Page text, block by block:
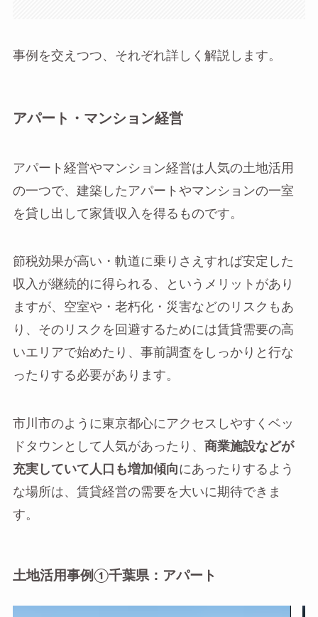
事例を交えつつ、それぞれ詳しく解説します。
アパート・マンション経営
アパート経営やマンション経営は人気の土地活用
の一つで、建築したアパートやマンションの一室
を貸し出して家賃収入を得るものです。
節税効果が高い・軌道に乗りさえすれば安定した
収入が継続的に得られる、というメリットがあり
ますが、空室や・老朽化・災害などのリスクもあ
り、そのリスクを回避するためには賃貸需要の高
いエリアで始めたり、事前調査をしっかりと行な
ったりする必要があります。
市川市のように東京都心にアクセスしやすくベッ
ドタウンとして人気があったり、 商業施設などが
充実していて人口も増加傾向にあったりするよう
な場所は、賃貸経営の需要を大いに期待できま
す。
土地活用事例①千葉県：アパート